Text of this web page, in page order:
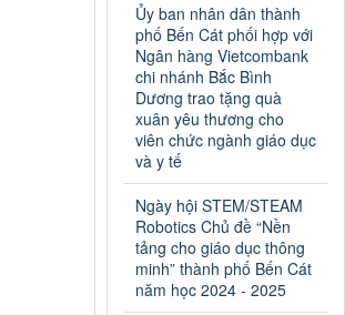
Ngày ban hành: 13/03/2025
Kế hoạch Phổ biến, giáo
dục pháp luật năm 2025 của
ngành Giáo dục và Đào tạo
thành phố Bến Cát
Kế hoạch Phổ biến, giáo dục
pháp luật năm 2025 của
ngành Giáo dục và Đào tạo
thành phố Bến Cát
Ngày ban hành: 28/02/2025
Quyết định công bố thủ tục
hành chính bị bãi bỏ trong
Ủy ban nhân dân thành
phố Bến Cát phối hợp với
Ngân hàng Vietcombank
chi nhánh Bắc Bình
Dương trao tặng quà
xuân yêu thương cho
viên chức ngành giáo dục
và y tế
Ngày hội STEM/STEAM
Robotics Chủ đề “Nền
tảng cho giáo dục thông
minh” thành phố Bến Cát
năm học 2024 - 2025